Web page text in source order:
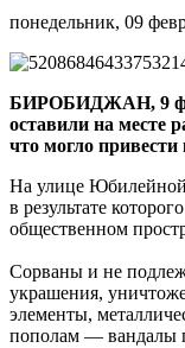
разрушили
новогодний
городок
понедельник, 09
БИРОБИДЖАН, 9
оставили на месте
что могло привести
На улице
в результате
общественном
Сорваны и не
украшения,
элементы,
пополам — вандалы